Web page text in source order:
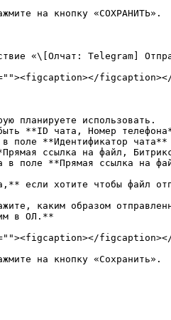
на кнопку «СОХРАНИТЬ».
«\[Олчат: Telegram]
планируете использовать.
**ID чата, Номер
в поле **Идентификатор
ссылка на файл,
в поле **Прямая ссылка
если хотите чтобы файл
каким образом
в ОЛ.**